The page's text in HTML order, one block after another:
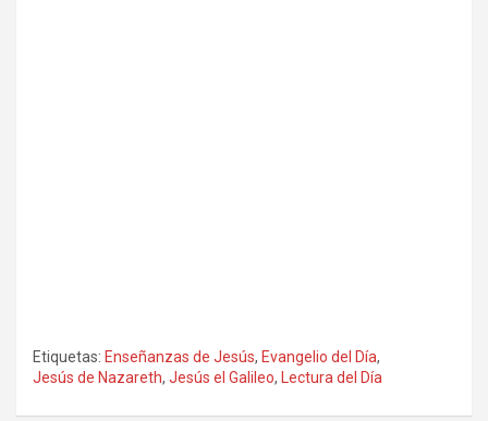
Etiquetas: Enseñanzas de Jesús, Evangelio del Día,
Jesús de Nazareth, Jesús el Galileo, Lectura del Día